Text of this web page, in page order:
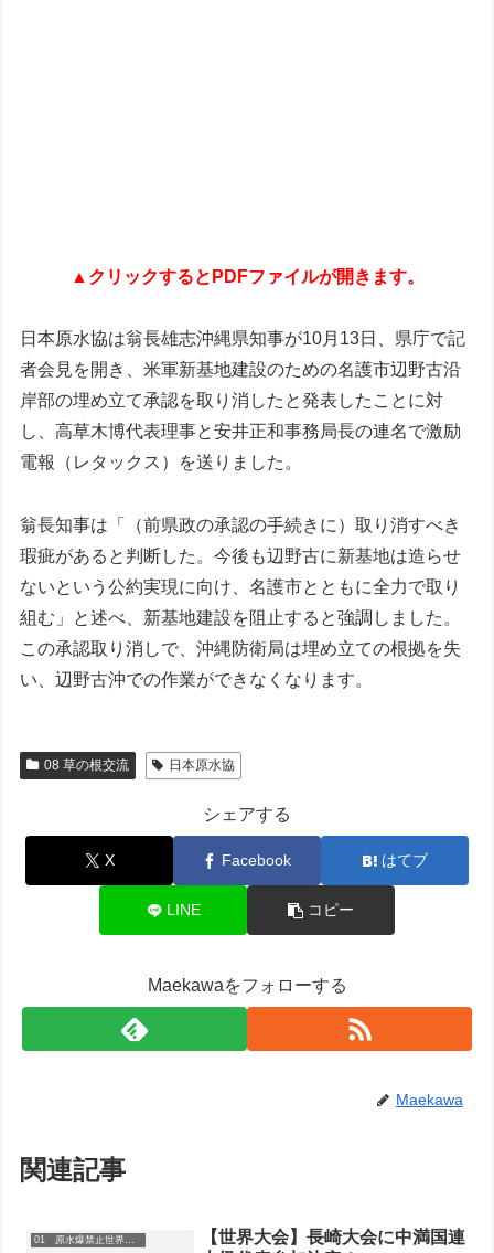
▲クリックするとPDFファイルが開きます。
日本原水協は翁長雄志沖縄県知事が10月13日、県庁で記
者会見を開き、米軍新基地建設のための名護市辺野古沿
岸部の埋め立て承認を取り消したと発表したことに対
し、高草木博代表理事と安井正和事務局長の連名で激励
電報（レタックス）を送りました。
翁長知事は「（前県政の承認の手続きに）取り消すべき
瑕疵があると判断した。今後も辺野古に新基地は造らせ
ないという公約実現に向け、名護市とともに全力で取り
組む」と述べ、新基地建設を阻止すると強調しました。
この承認取り消しで、沖縄防衛局は埋め立ての根拠を失
い、辺野古沖での作業ができなくなります。
08 草の根交流 日本原水協
シェアする
X Facebook はてブ
LINE コピー
Maekawaをフォローする
Maekawa
関連記事
01 原水爆禁止世界大会
【世界大会】長崎大会に中満国連